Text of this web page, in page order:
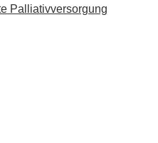
Palliativversorgung